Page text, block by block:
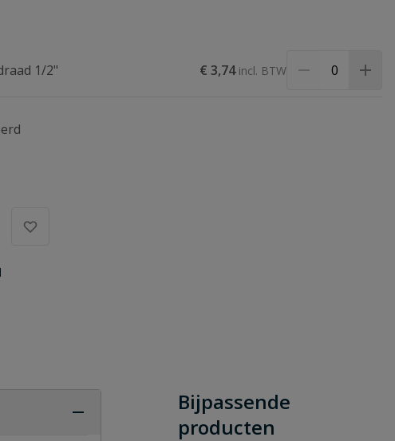
1/2" € 3,74
Bijpassende
producten